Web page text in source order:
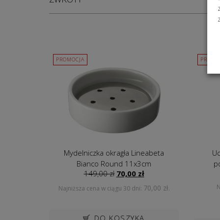
PROMOCJA
Mydelniczka okragła Lineabeta
Bianco Round 11x3cm
149,00zł Pierwotna
cena
wynosiła:
70,00 złAktualna
cena
wynosi:
Najniższa cena w ciągu 30 dni: 70,00 zł.